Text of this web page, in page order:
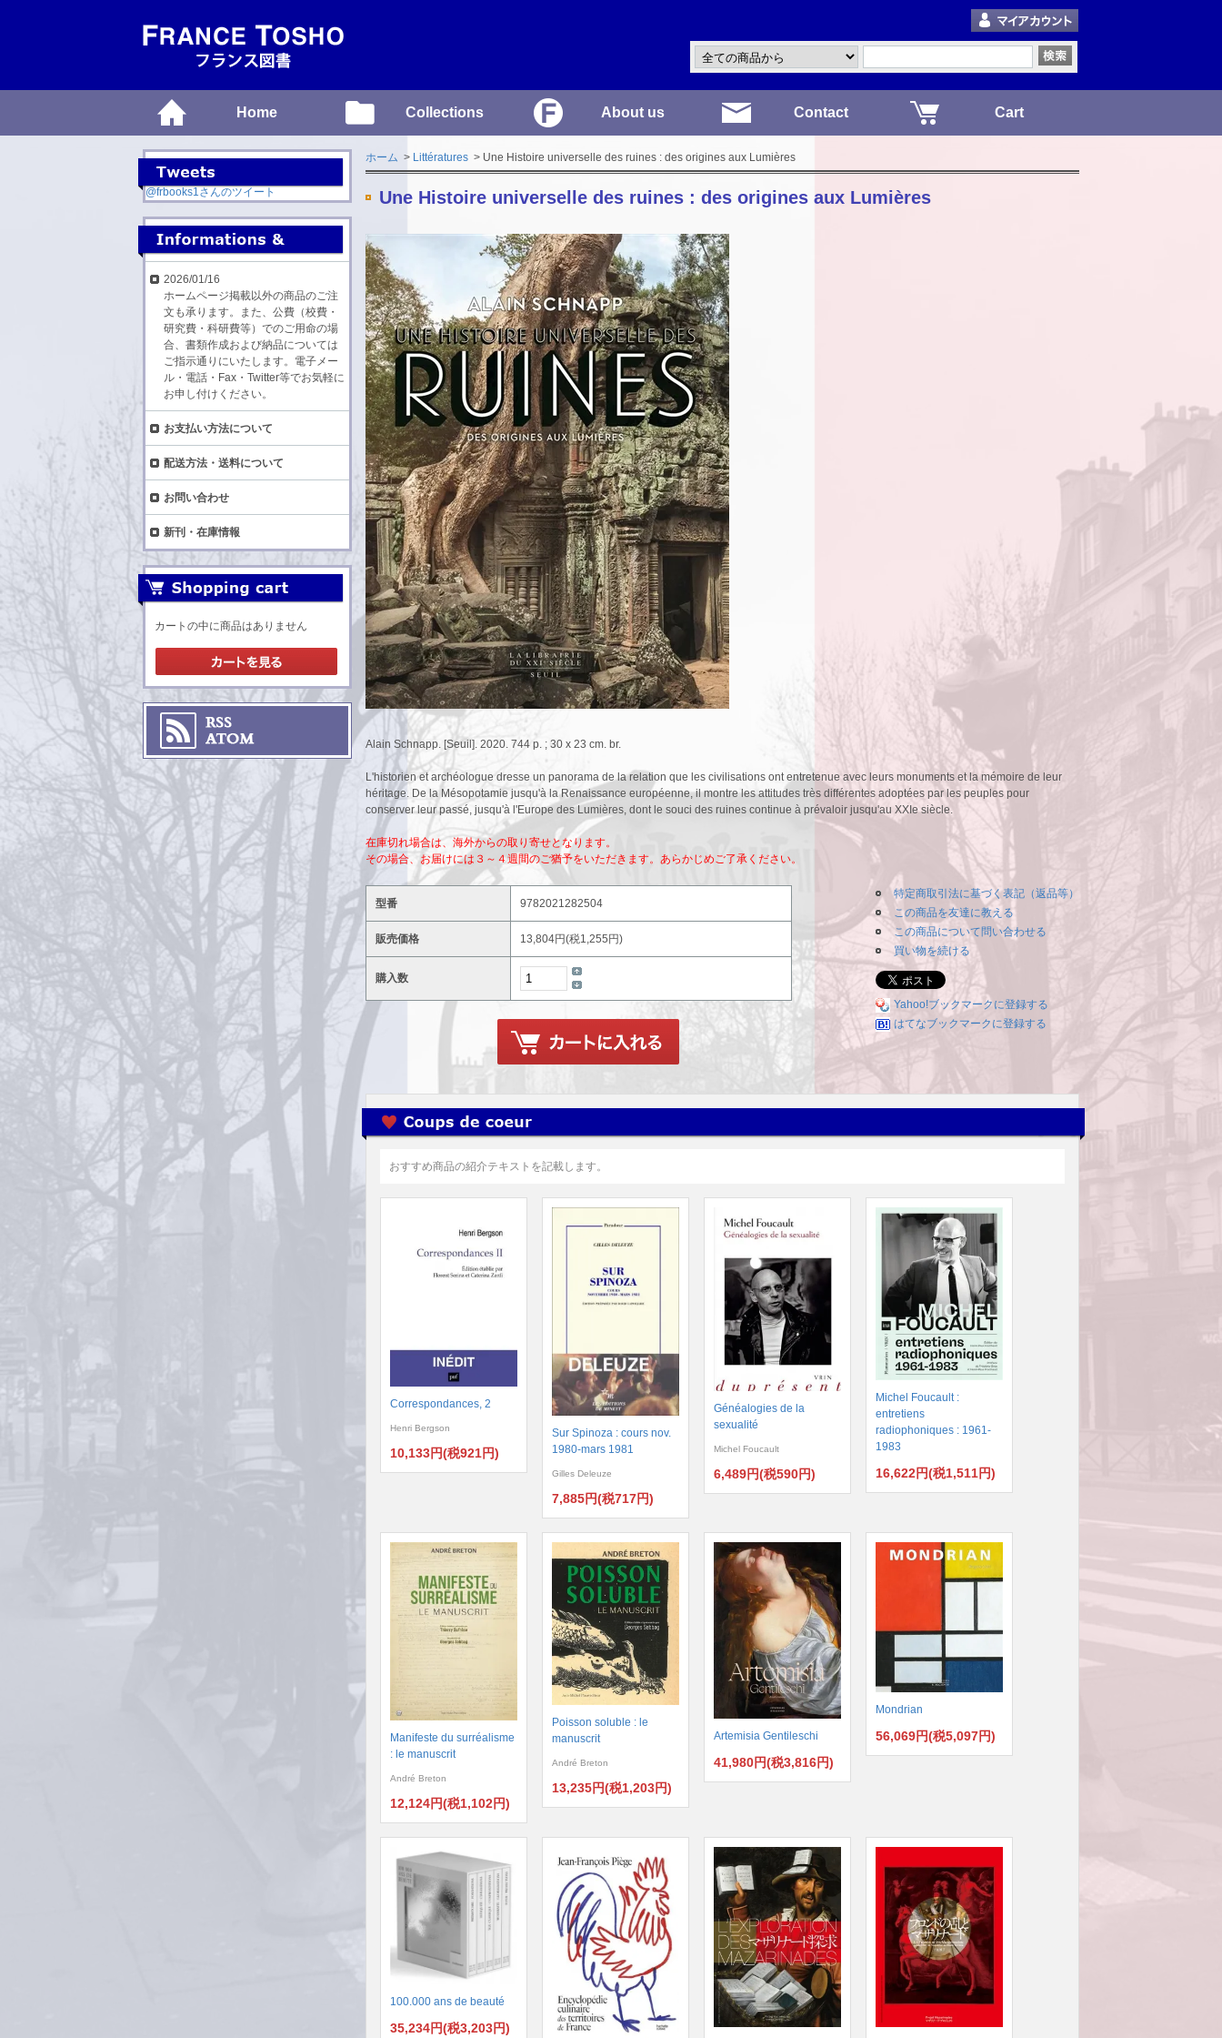
Home Collections About us Contact Cart
ホーム > Littératures > Une Histoire universelle des ruines : des origines aux Lumières
Une Histoire universelle des ruines : des origines aux Lumières
Alain Schnapp. [Seuil]. 2020. 744 p. ; 30 x 23 cm. br.
L'historien et archéologue dresse un panorama de la relation que les civilisations ont entretenue avec leurs monuments et la mémoire de leur
héritage. De la Mésopotamie jusqu'à la Renaissance européenne, il montre les attitudes très différentes adoptées par les peuples pour
conserver leur passé, jusqu'à l'Europe des Lumières, dont le souci des ruines continue à prévaloir jusqu'au XXIe siècle.
在庫切れ場合は、海外からの取り寄せとなります。
その場合、お届けには３～４週間のご猶予をいただきます。あらかじめご了承ください。
型番 9782021282504
販売価格 13,804円(税1,255円)
購入数
特定商取引法に基づく表記（返品等）
この商品を友達に教える
この商品について問い合わせる
買い物を続ける
Yahoo!ブックマークに登録する
はてなブックマークに登録する
おすすめ商品の紹介テキストを記載します。
Correspondances, 2
Henri Bergson
10,133円(税921円)
Sur Spinoza : cours nov.
1980-mars 1981
Gilles Deleuze
7,885円(税717円)
Généalogies de la
sexualité
Michel Foucault
6,489円(税590円)
Michel Foucault :
entretiens
radiophoniques : 1961-
1983
16,622円(税1,511円)
Manifeste du surréalisme
: le manuscrit
André Breton
12,124円(税1,102円)
Poisson soluble : le
manuscrit
André Breton
13,235円(税1,203円)
Artemisia Gentileschi
41,980円(税3,816円)
Mondrian
56,069円(税5,097円)
100.000 ans de beauté
35,234円(税3,203円)
@frbooks1さんのツイート
2026/01/16
ホームページ掲載以外の商品のご注
文も承ります。また、公費（校費・
研究費・科研費等）でのご用命の場
合、書類作成および納品については
ご指示通りにいたします。電子メー
ル・電話・Fax・Twitter等でお気軽に
お申し付けください。
お支払い方法について
配送方法・送料について
お問い合わせ
新刊・在庫情報
カートの中に商品はありません